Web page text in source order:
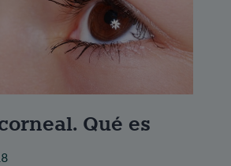
Qué es